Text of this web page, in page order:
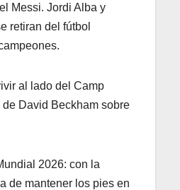
Messi. Jordi Alba y
retiran del fútbol
al lado del Camp
de David Beckham sobre
2026: con la
de mantener los pies en